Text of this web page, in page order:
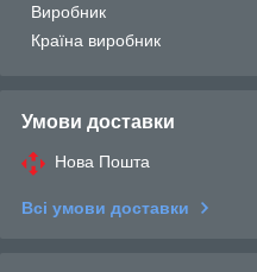
Виробник
Країна виробник
Умови доставки
Нова Пошта
Всі умови доставки